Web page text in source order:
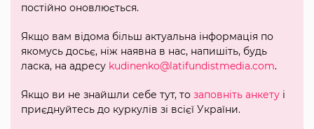
постійно оновлюється.
Якщо вам відома більш актуальна інформація по
якомусь досьє, ніж наявна в нас, напишіть, будь
ласка, на адресу kudinenko@latifundistmedia.com.
Якщо ви не знайшли себе тут, то заповніть анкету і
приєднуйтесь до куркулів зі всієї України.